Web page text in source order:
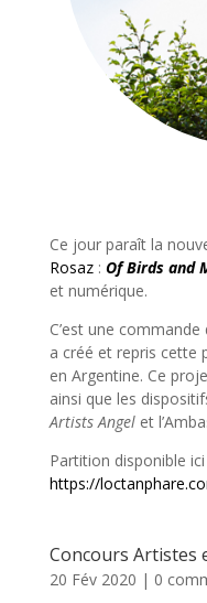
Ce jour paraît la
Rosaz: Of Birds and
et numérique.
C’est une
a créé et repris cette
en Argentine. Ce
ainsi que les
Artists Angelet
Partition disponible ici
https://
Concours Artistes
20 Fév 2020 | 0